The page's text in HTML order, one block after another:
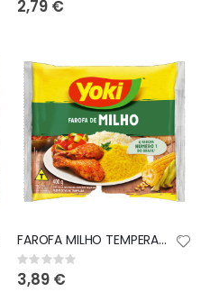
2,79 €
FAROFA MILHO TEMPERADA YOKI 400G
Rating:
0%
3,89 €